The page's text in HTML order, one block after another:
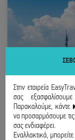
Στην εταιρεία
σας
Παρακαλούμε, κάντε
να προσαρμόσουμε
σας ενδιαφέρει.
Εναλλακτικά,